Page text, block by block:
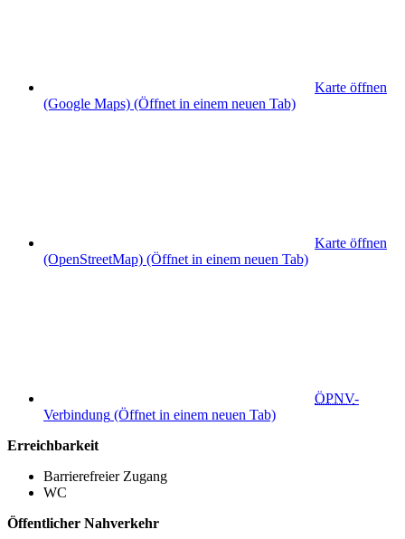
Karte öffnen
(Google Maps) (Öffnet in einem neuen Tab)
Karte öffnen
(OpenStreetMap) (Öffnet in einem neuen Tab)
ÖPNV-
Verbindung (Öffnet in einem neuen Tab)
Erreichbarkeit
Barrierefreier Zugang
WC
Öffentlicher Nahverkehr